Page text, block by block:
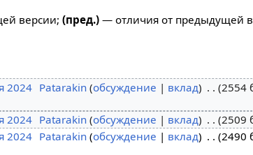
версии;(пред.) — отличия от предыдущей
2024 Patarakin обсуждение вклад 2554
2024 Patarakin обсуждение вклад 2509
2024 Patarakin обсуждение вклад 2490